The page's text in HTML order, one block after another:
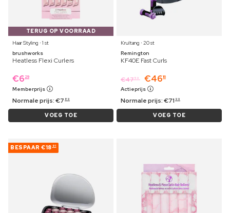
TERUG OP VOORRAAD
Haar Styling ⋅ 1 st
brushworks
Heatless Flexi Curlers
€6 29
Memberprijs
Normale prijs:€7 89
VOEG TOE
Krultang ⋅ 20 st
Remington
KF40E Fast Curls
€4759 €4616
Actieprijs
Normale prijs:€71 99
VOEG TOE
BESPAAR €18 91